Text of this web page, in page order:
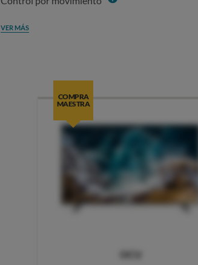
VER MÁS
COMPRA
MAESTRA